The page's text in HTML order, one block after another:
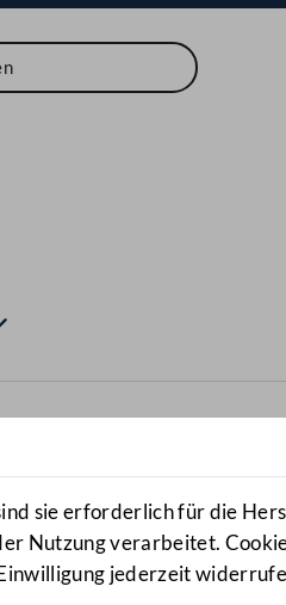
öffnen
sie erforderlich für die
Nutzung verarbeitet.
jederzeit